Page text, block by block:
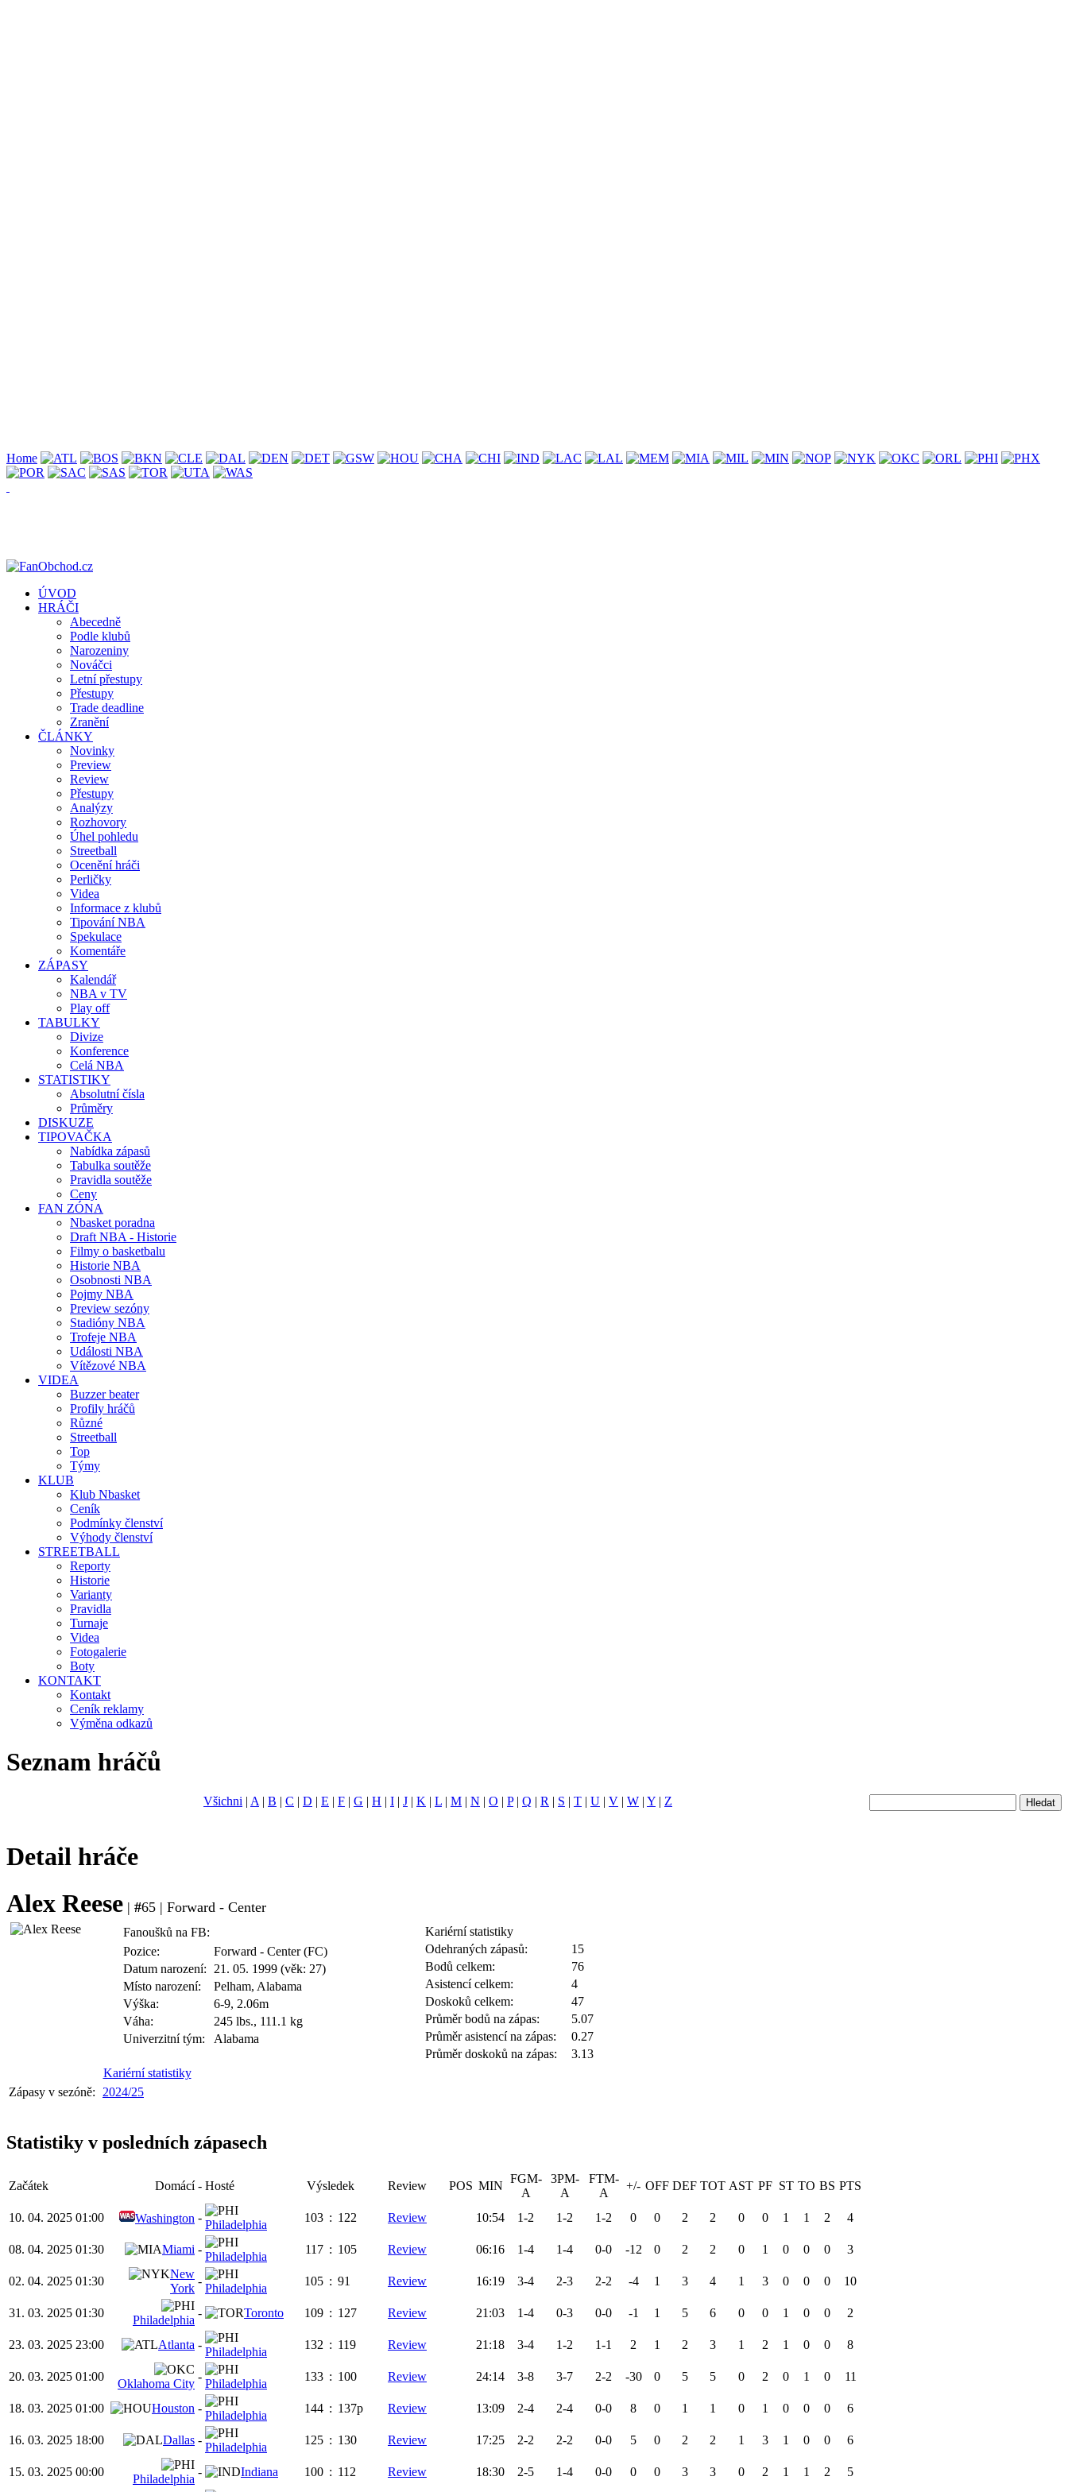
Home
ÚVOD
HRÁČI
Abecedně
Podle klubů
Narozeniny
Nováčci
Letní přestupy
Přestupy
Trade deadline
Zranění
ČLÁNKY
Novinky
Preview
Review
Přestupy
Analýzy
Rozhovory
Úhel pohledu
Streetball
Ocenění hráči
Perličky
Videa
Informace z klubů
Tipování NBA
Spekulace
Komentáře
ZÁPASY
Kalendář
NBA v TV
Play off
TABULKY
Divize
Konference
Celá NBA
STATISTIKY
Absolutní čísla
Průměry
DISKUZE
TIPOVAČKA
Nabídka zápasů
Tabulka soutěže
Pravidla soutěže
Ceny
FAN ZÓNA
Nbasket poradna
Draft NBA - Historie
Filmy o basketbalu
Historie NBA
Osobnosti NBA
Pojmy NBA
Preview sezóny
Stadióny NBA
Trofeje NBA
Události NBA
Vítězové NBA
VIDEA
Buzzer beater
Profily hráčů
Různé
Streetball
Top
Týmy
KLUB
Klub Nbasket
Ceník
Podmínky členství
Výhody členství
STREETBALL
Reporty
Historie
Varianty
Pravidla
Turnaje
Videa
Fotogalerie
Boty
KONTAKT
Kontakt
Ceník reklamy
Výměna odkazů
Seznam hráčů
Všichni | A | B | C | D | E | F | G | H | I | J | K | L | M | N | O | P| Q | R | S | T | U | V | W | Y | Z
Detail hráče
Alex Reese | #65 | Forward - Center
Fanoušků na FB:
Pozice:
Forward - Center (FC)
Datum narození:
21. 05. 1999 (věk: 27)
Místo narození:
Pelham, Alabama
Výška:
6-9, 2.06m
Váha:
245 lbs., 111.1 kg
Univerzitní tým:
Alabama
Kariérní statistiky
Odehraných zápasů:
15
Bodů celkem:
76
Asistencí celkem:
4
Doskoků celkem:
47
Průměr bodů na zápas:
5.07
Průměr asistencí na zápas:
0.27
Průměr doskoků na zápas:
3.13
Kariérní statistiky
Zápasy v sezóně:
2024/25
Statistiky v posledních zápasech
Začátek Domácí - Hosté Výsledek Review POS MIN
FGM-
A
3PM-
A
FTM-
A
+/- OFF DEF TOT AST PF ST TO BS PTS
10. 04. 2025 01:00 Washington -
Philadelphia
103 : 122 Review 10:54 1-2 1-2 1-2 0 0 2 2 0 0 1 1 2 4
08. 04. 2025 01:30 Miami -
Philadelphia
117 : 105 Review 06:16 1-4 1-4 0-0 -12 0 2 2 0 1 0 0 0 3
02. 04. 2025 01:30
New
York
-
Philadelphia
105 : 91 Review 16:19 3-4 2-3 2-2 -4 1 3 4 1 3 0 0 0 10
31. 03. 2025 01:30
Philadelphia
- Toronto 109 : 127 Review 21:03 1-4 0-3 0-0 -1 1 5 6 0 0 1 0 0 2
23. 03. 2025 23:00 Atlanta -
Philadelphia
132 : 119 Review 21:18 3-4 1-2 1-1 2 1 2 3 1 2 1 0 0 8
20. 03. 2025 01:00
Oklahoma City
-
Philadelphia
133 : 100 Review 24:14 3-8 3-7 2-2 -30 0 5 5 0 2 0 1 0 11
18. 03. 2025 01:00 Houston -
Philadelphia
144 : 137p Review 13:09 2-4 2-4 0-0 8 0 1 1 0 1 0 0 0 6
16. 03. 2025 18:00 Dallas -
Philadelphia
125 : 130 Review 17:25 2-2 2-2 0-0 5 0 2 2 1 3 1 0 0 6
15. 03. 2025 00:00
Philadelphia
- Indiana 100 : 112 Review 18:30 2-5 1-4 0-0 0 0 3 3 0 2 1 1 2 5